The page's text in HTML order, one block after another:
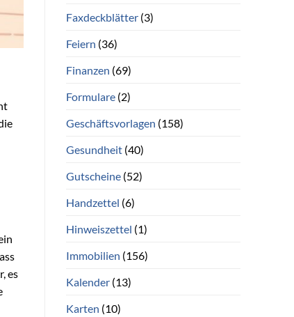
es
Faxdeckblätter(3)
Feiern (36)
Finanzen (69)
Formulare(2)
Geschäftsvorlagen (158)
Gesundheit(40)
Gutscheine(52)
Handzettel (6)
Hinweiszettel (1)
Immobilien (156)
Kalender(13)
Karten (10)